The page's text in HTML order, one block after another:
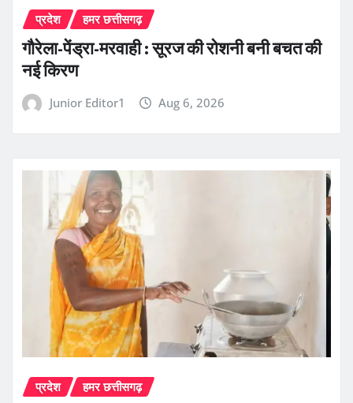
प्रदेश हमर छत्तीसगढ़
गौरेला-पेंड्रा-मरवाही : सूरज की रोशनी बनी बचत की
नई किरण
Junior Editor1 Aug 6, 2026
प्रदेश हमर छत्तीसगढ़